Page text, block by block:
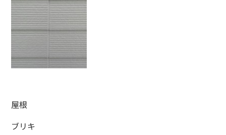
屋根
ブリキ